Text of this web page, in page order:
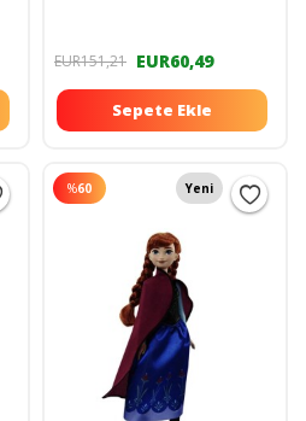
EUR151,21 EUR60,49
Sepete Ekle
%60 Yeni